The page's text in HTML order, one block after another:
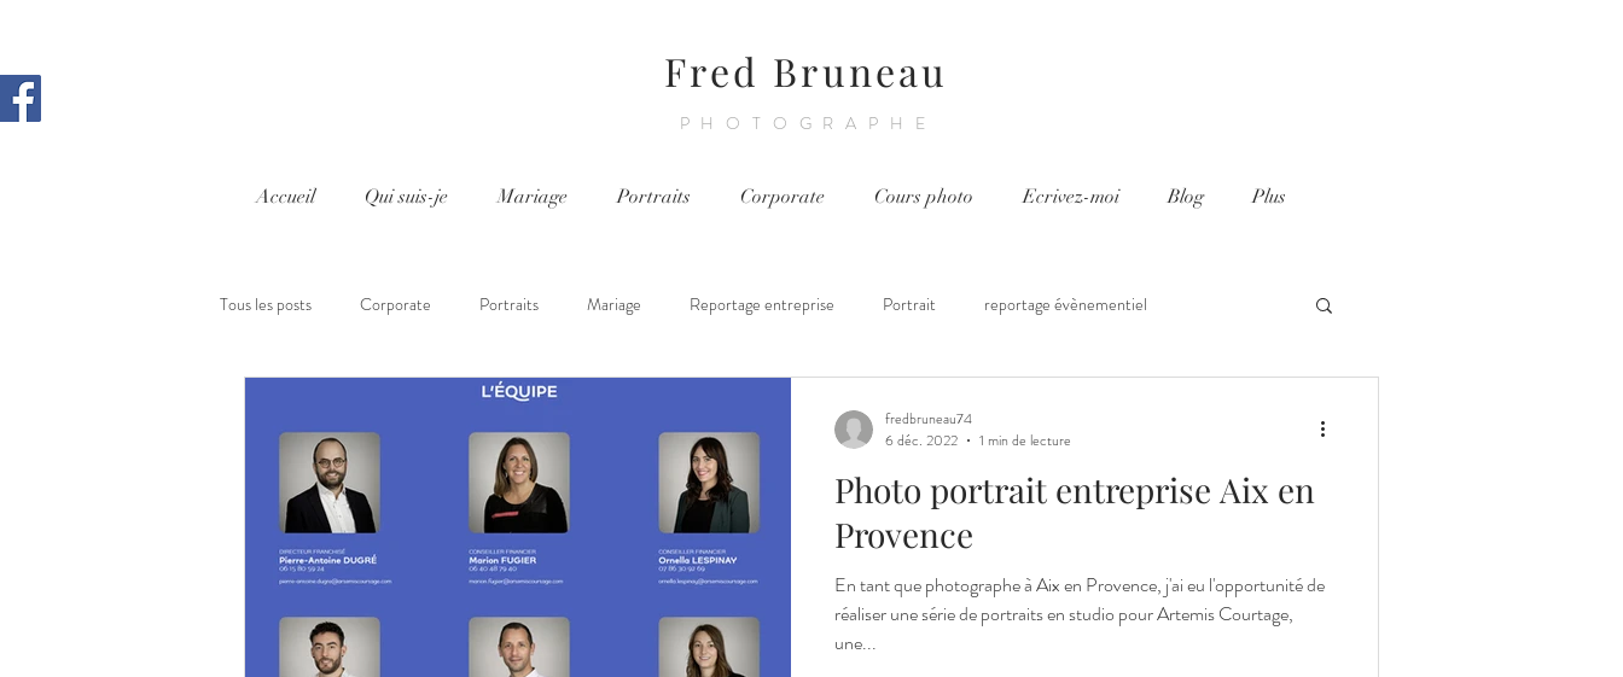
Fred Bruneau
PHOTOGRAPHE
Accueil Qui suis-je Mariage Portraits Corporate Cours photo Ecrivez-moi Blog Plus
Tous les posts Corporate Portraits Mariage Reportage entreprise Portrait reportage évènementiel
Reportage chantier
Photo portrait entreprise Aix en
Provence
En tant que photographe à Aix en Provence, j'ai eu l'opportunité de
réaliser une série de portraits en studio pour Artemis Courtage,
une...
fredbruneau74
6 déc. 2022
1 min de lecture